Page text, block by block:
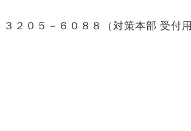
３２０５－６０８８（対策本部 受付用